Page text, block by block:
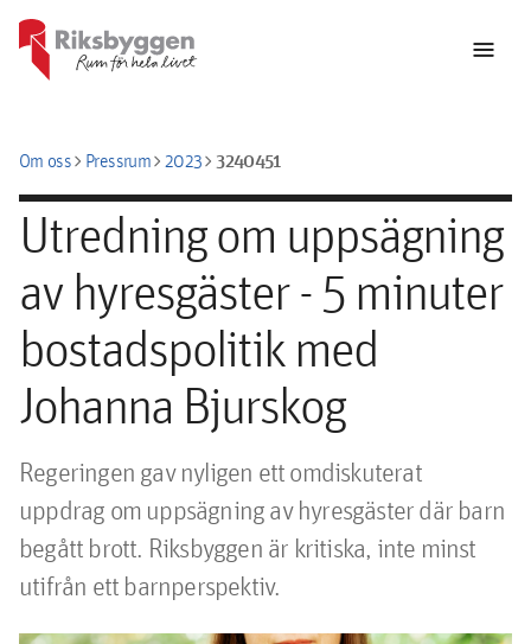
menu
Om osschevron_rightPressrumchevron_right2023chevron_right3240451
Utredning om uppsägning
av hyresgäster - 5 minuter
bostadspolitik med
Johanna Bjurskog
Regeringen gav nyligen ett omdiskuterat
uppdrag om uppsägning av hyres­gäster där barn
begått brott. Riksbyggen är kritiska, inte minst
utifrån ett barnperspektiv.